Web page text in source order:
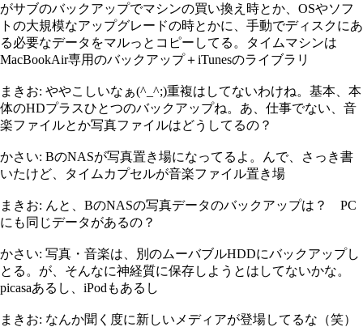
がサブのバックアップでマシンの買い換え時とか、OSやソフ
トの大規模なアップグレードの時とかに、手動でディスクにあ
る必要なデータをマルっとコピーしてる。タイムマシンは
MacBookAir専用のバックアップ＋iTunesのライブラリ
まきお: ややこしいなぁ(^_^;)重複はしてないわけね。基本、本
体のHDプラスひとつのバックアップね。あ、仕事でない、音
楽ファイルとか写真ファイルはどうしてるの？
かさい: BのNASが写真置き場になってるよ。んで、さっき書
いたけど、タイムカプセルが音楽ファイル置き場
まきお: んと、BのNASの写真データのバックアップは？ PC
にも同じデータがあるの？
かさい: 写真・音楽は、別のムーバブルHDDにバックアップし
とる。が、そんなに神経質に保存しようとはしてないかな。
picasaあるし、iPodもあるし
まきお: なんか聞く度に新しいメディアが登場してるな（笑）